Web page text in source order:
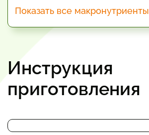
Показать все макронутриенты
Инструкция
приготовления